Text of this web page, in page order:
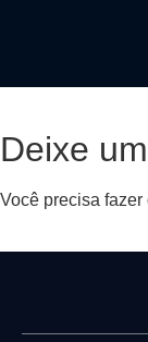
Deixe
Você precisa fazer